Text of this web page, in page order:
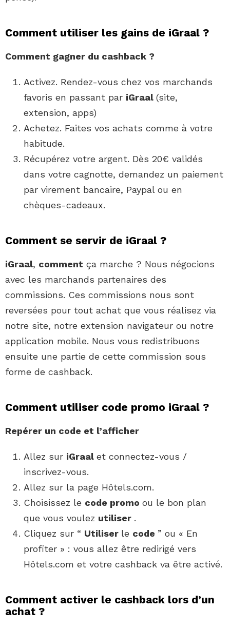
Comment utiliser les gains de iGraal ?
Comment gagner du cashback ?
Activez. Rendez-vous chez vos marchands
favoris en passant par iGraal (site,
extension, apps)
Achetez. Faites vos achats comme à votre
habitude.
Récupérez votre argent. Dès 20€ validés
dans votre cagnotte, demandez un paiement
par virement bancaire, Paypal ou en
chèques-cadeaux.
Comment se servir de iGraal ?
iGraal, comment ça marche ? Nous négocions
avec les marchands partenaires des
commissions. Ces commissions nous sont
reversées pour tout achat que vous réalisez via
notre site, notre extension navigateur ou notre
application mobile. Nous vous redistribuons
ensuite une partie de cette commission sous
forme de cashback.
Comment utiliser code promo iGraal ?
Repérer un code et l’afficher
Allez sur iGraal et connectez-vous /
inscrivez-vous.
Allez sur la page Hôtels.com.
Choisissez le code promo ou le bon plan
que vous voulez utiliser .
Cliquez sur “ Utiliser le code ” ou « En
profiter » : vous allez être redirigé vers
Hôtels.com et votre cashback va être activé.
Comment activer le cashback lors d’un
achat ?